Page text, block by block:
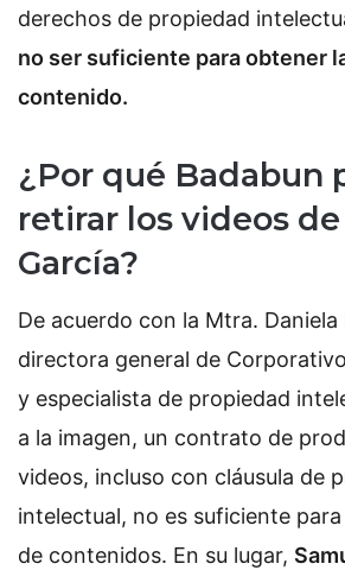
derechos de propiedad
no ser suficiente para obtener
contenido.
¿Por qué Badabun
retirar los videos
García?
De acuerdo con la Mtra. Daniela
directora general de
y especialista de propiedad
a la imagen, un contrato de
videos, incluso con cláusula de
intelectual, no es suficiente
de contenidos. En su lugar,